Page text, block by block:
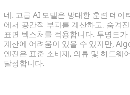
네. 고급 AI 모델은 방대한 훈련 데이
에서 공간적 부피를 계산하고, 숨겨
표면 텍스처를 적용합니다. 투명도
계산에 어려움이 있을 수 있지만,
엔진은 표준 소비재, 의류 및 하드웨
달성합니다.